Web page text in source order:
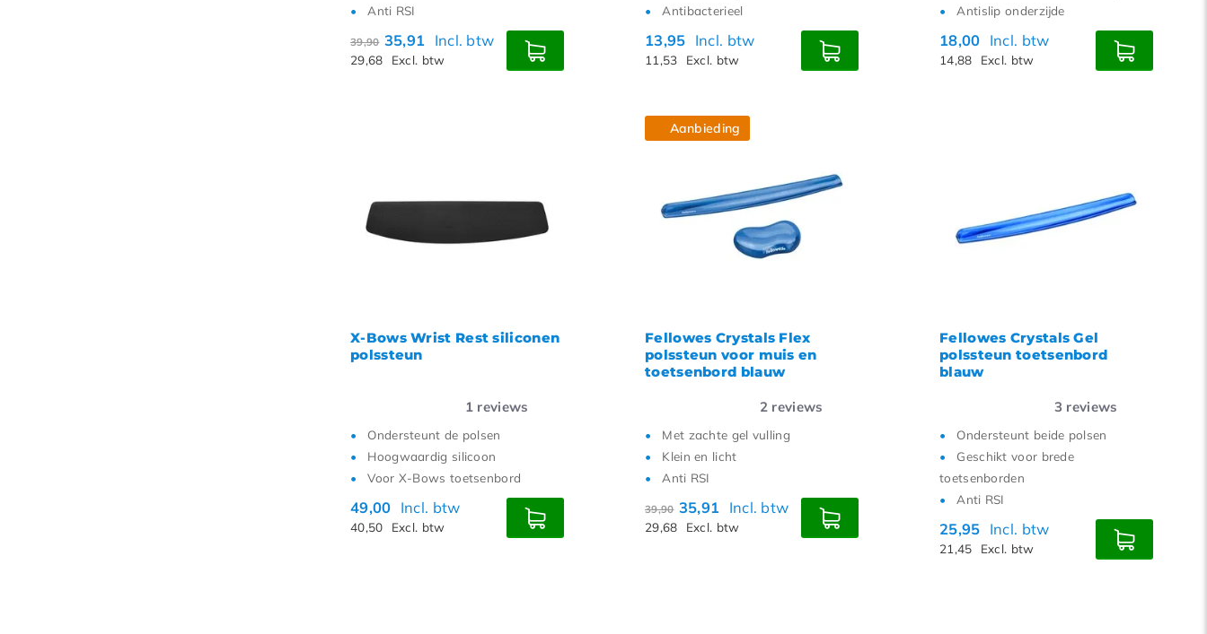
Anti RSI
39,9035,91 Incl. btw
29,68 Excl. btw
Antibacterieel
13,95 Incl. btw
11,53 Excl. btw
Antislip onderzijde
18,00 Incl. btw
14,88 Excl. btw
X-Bows Wrist Rest siliconen
polssteun
1 reviews
Ondersteunt de polsen
Hoogwaardig silicoon
Voor X-Bows toetsenbord
49,00 Incl. btw
40,50 Excl. btw
Aanbieding
Fellowes Crystals Flex
polssteun voor muis en
toetsenbord blauw
2 reviews
Met zachte gel vulling
Klein en licht
Anti RSI
39,9035,91 Incl. btw
29,68 Excl. btw
Fellowes Crystals Gel
polssteun toetsenbord
blauw
3 reviews
Ondersteunt beide polsen
Geschikt voor brede
toetsenborden
Anti RSI
25,95 Incl. btw
21,45 Excl. btw